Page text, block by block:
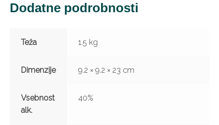
Dodatne podrobnosti
Teža 1.5 kg
Dimenzije 9.2 × 9.2 × 23 cm
Vsebnost
alk.
40%